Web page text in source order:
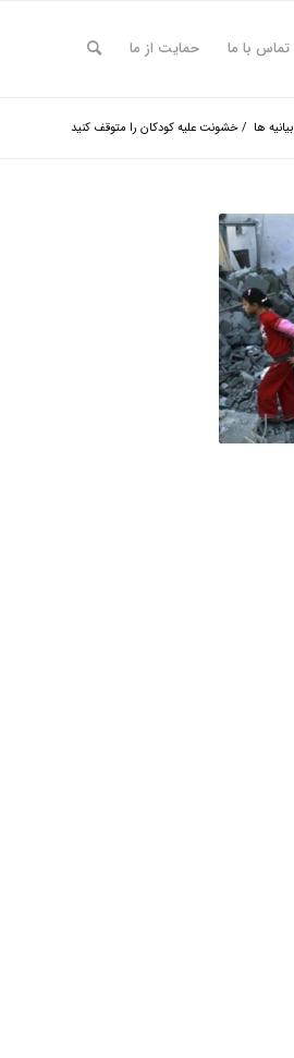
تماس با ما حمایت از ما
بیانیه ها /خشونت علیه کودکان را متوقف کنید